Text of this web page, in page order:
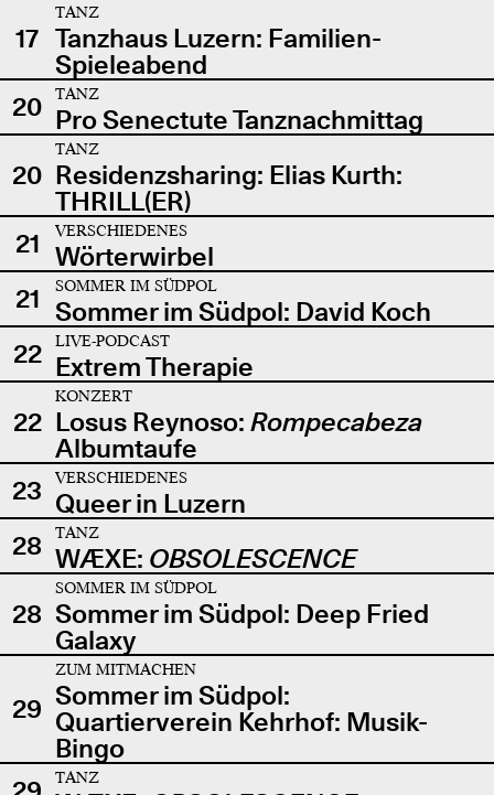
17
TANZ
Tanzhaus Luzern: Familien-
Spieleabend
20
TANZ
Pro Senectute Tanznachmittag
20
TANZ
Residenzsharing: Elias Kurth:
THRILL(ER)
21
VERSCHIEDENES
Wörterwirbel
21
SOMMER IM SÜDPOL
Sommer im Südpol: David Koch
22
LIVE-PODCAST
Extrem Therapie
22
KONZERT
Losus Reynoso: Rompecabeza
Albumtaufe
23
VERSCHIEDENES
Queer in Luzern
28
TANZ
WÆXE: OBSOLESCENCE
28
SOMMER IM SÜDPOL
Sommer im Südpol: Deep Fried
Galaxy
29
ZUM MITMACHEN
Sommer im Südpol:
Quartierverein Kehrhof: Musik-
Bingo
TANZ